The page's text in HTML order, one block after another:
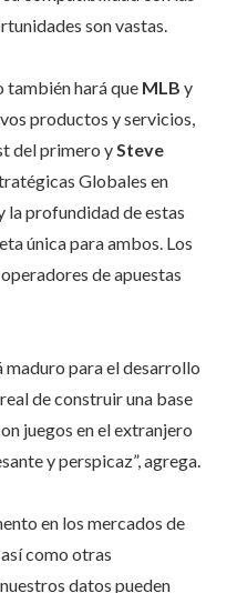
son vastas.
también hará que MLB y
productos y servicios,
del primero ySteve
Globales en
la profundidad de estas
única para ambos. Los
de apuestas
maduro para el desarrollo
de construir una base
juegos en el extranjero
y perspicaz”, agrega.
en los mercados de
como otras
datos pueden